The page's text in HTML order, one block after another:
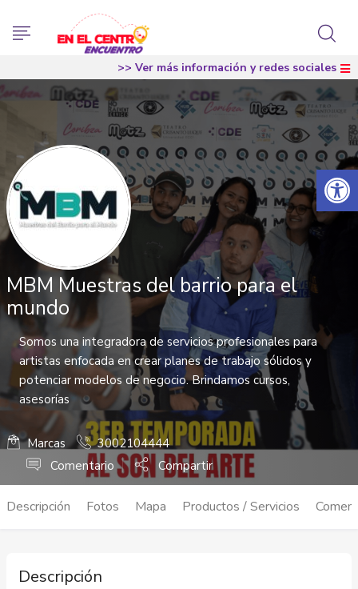
Abrir
>> Ver más información y redes sociales
MBM Muestras del barrio para el
mundo
Somos una integradora de servicios profesionales para
artistas enfocada en crear planes de trabajo sólidos y
potenciar modelos de negocio. Brindamos cursos,
asesorías
Marcas
3002104444
Comentario
Compartir
Descripción Fotos Mapa Productos / Servicios
Descripción